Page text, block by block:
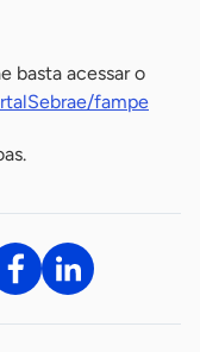
basta acessar o
fampe